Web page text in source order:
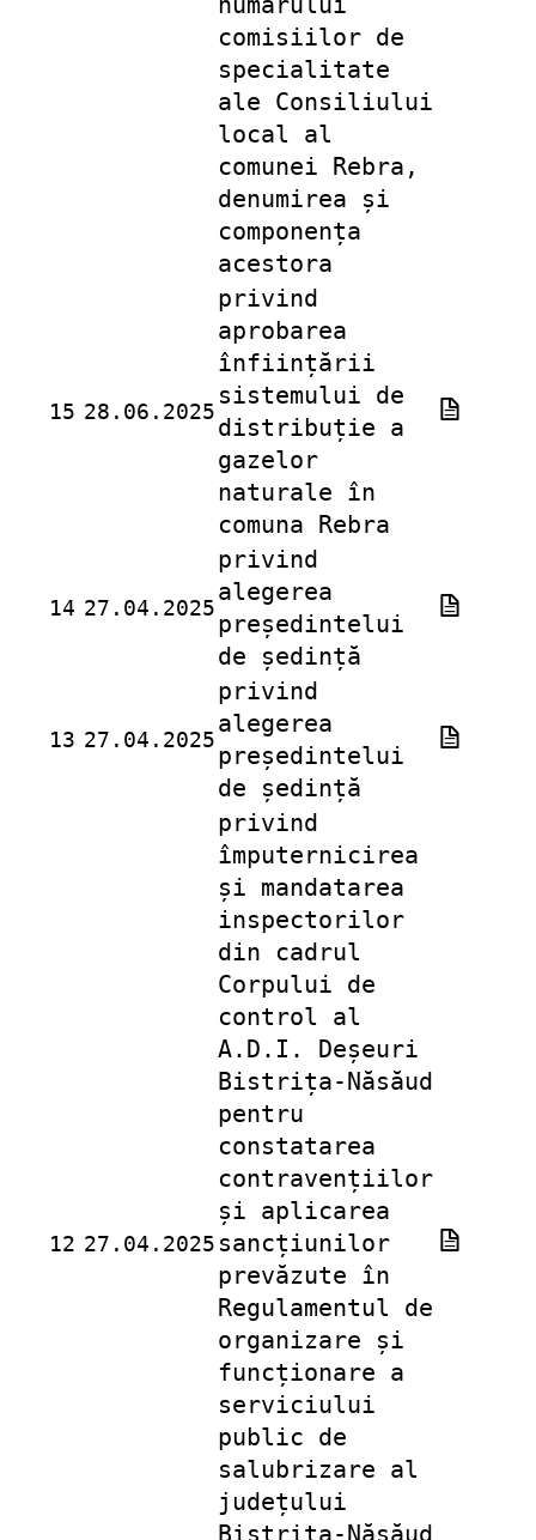
comisiilor de
specialitate
ale Consiliului
local al
comunei Rebra,
denumirea și
componența
acestora
15 28.06.2025
privind
aprobarea
înființării
sistemului de
distribuție a
gazelor
naturale în
comuna Rebra
14 27.04.2025
privind
alegerea
președintelui
de ședință
13 27.04.2025
privind
alegerea
președintelui
de ședință
12 27.04.2025
privind
împuternicirea
și mandatarea
inspectorilor
din cadrul
Corpului de
control al
A.D.I. Deșeuri
Bistrița-Năsăud
pentru
constatarea
contravențiilor
și aplicarea
sancțiunilor
prevăzute în
Regulamentul de
organizare și
funcționare a
serviciului
public de
salubrizare al
județului
Bistrița-Năsăud